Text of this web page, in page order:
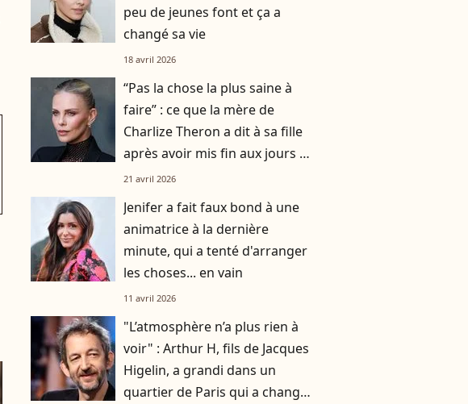
peu de jeunes font et ça a
changé sa vie
18 avril 2026
“Pas la chose la plus saine à
faire” : ce que la mère de
Charlize Theron a dit à sa fille
après avoir mis fin aux jours de
son père
21 avril 2026
Jenifer a fait faux bond à une
animatrice à la dernière
minute, qui a tenté d'arranger
les choses... en vain
11 avril 2026
"L’atmosphère n’a plus rien à
voir" : Arthur H, fils de Jacques
Higelin, a grandi dans un
quartier de Paris qui a changé